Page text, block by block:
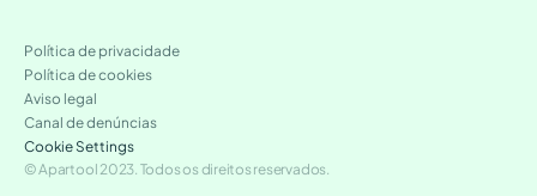
Política de privacidade
Política de cookies
Aviso legal
Canal de denúncias
Cookie Settings
© Apartool 2023. Todos os direitos reservados.